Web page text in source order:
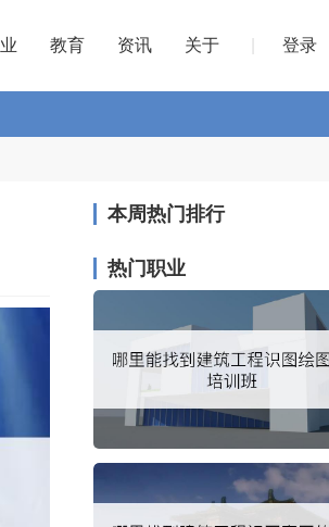
教育 资讯 关于 登录
本周热门排行
热门职业